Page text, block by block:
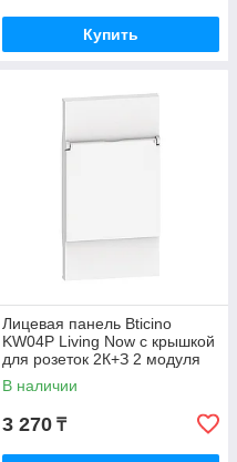
Купить
Лицевая панель Bticino
KW04P Living Now с крышкой
для розеток 2К+З 2 модуля
белый KW04P
В наличии
3 270 ₸